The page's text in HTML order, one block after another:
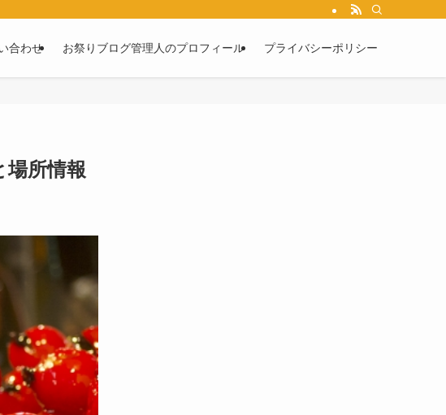
合わせ お祭りブログ管理人のプロフィール プライバシーポリシー
場所情報